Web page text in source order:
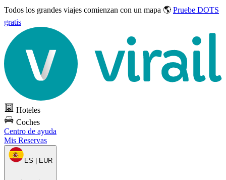
Todos los grandes viajes comienzan con un mapa 🌎 Pruebe DOTS
gratis
Hoteles
Coches
Centro de ayuda
Mis Reservas
ES | EUR